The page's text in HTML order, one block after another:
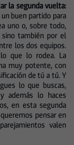
la segunda vuelta:
buen partido para
uno o, sobre todo,
también por el
los dos equipos.
que lo rodea. La
muy potente, con
de tú a tú. Y
lo que buscas,
además lo haces
en esta segunda
pensar en
valen